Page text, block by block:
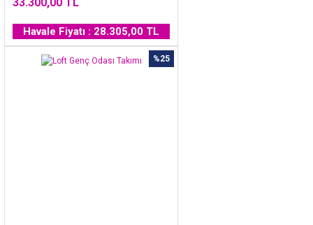
Havale Fiyatı : 28.305,00 TL
%25